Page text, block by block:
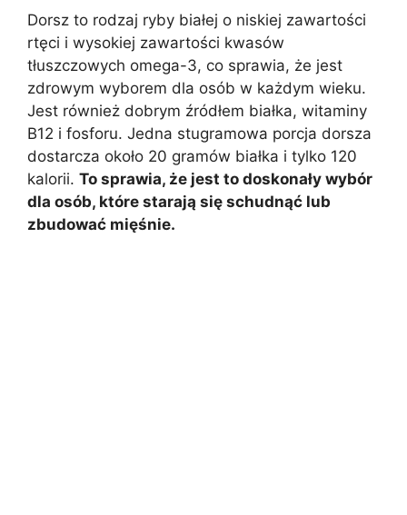
Dorsz to rodzaj ryby białej o niskiej zawartości
rtęci i wysokiej zawartości kwasów
tłuszczowych omega-3, co sprawia, że jest
zdrowym wyborem dla osób w każdym wieku.
Jest również dobrym źródłem białka, witaminy
B12 i fosforu. Jedna stugramowa porcja dorsza
dostarcza około 20 gramów białka i tylko 120
kalorii. To sprawia, że jest to doskonały wybór
dla osób, które starają się schudnąć lub
zbudować mięśnie.